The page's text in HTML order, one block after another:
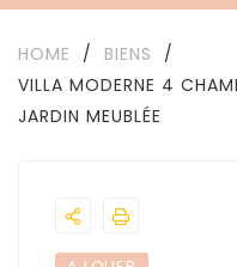
HOME / BIENS
/
VILLA MODERNE 4
JARDIN MEUBLÉE